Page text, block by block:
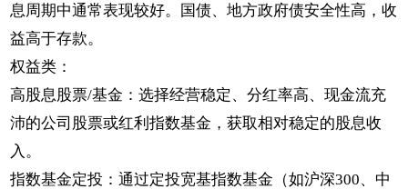
息周期中通常表现较好。国债、地方政府债安全性高，收
益高于存款。
权益类：
高股息股票/基金：选择经营稳定、分红率高、现金流充
沛的公司股票或红利指数基金，获取相对稳定的股息收
入。
指数基金定投：通过定投宽基指数基金（如沪深300、中